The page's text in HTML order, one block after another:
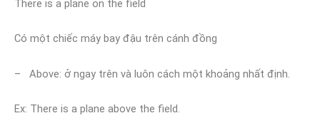
There is a plane on the field
Có một chiếc máy bay đậu trên cánh đồng
– Above: ở ngay trên và luôn cách một khoảng nhất định.
Ex: There is a plane above the field.